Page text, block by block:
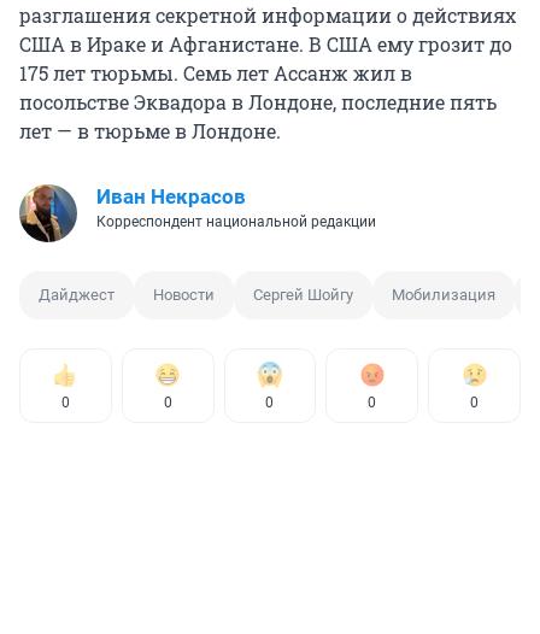
разглашения секретной информации о действиях
США в Ираке и Афганистане. В США ему грозит до
175 лет тюрьмы. Семь лет Ассанж жил в
посольстве Эквадора в Лондоне, последние пять
лет — в тюрьме в Лондоне.
Иван Некрасов
Корреспондент национальной редакции
Дайджест Новости Сергей Шойгу Мобилизация
0 0 0 0 0